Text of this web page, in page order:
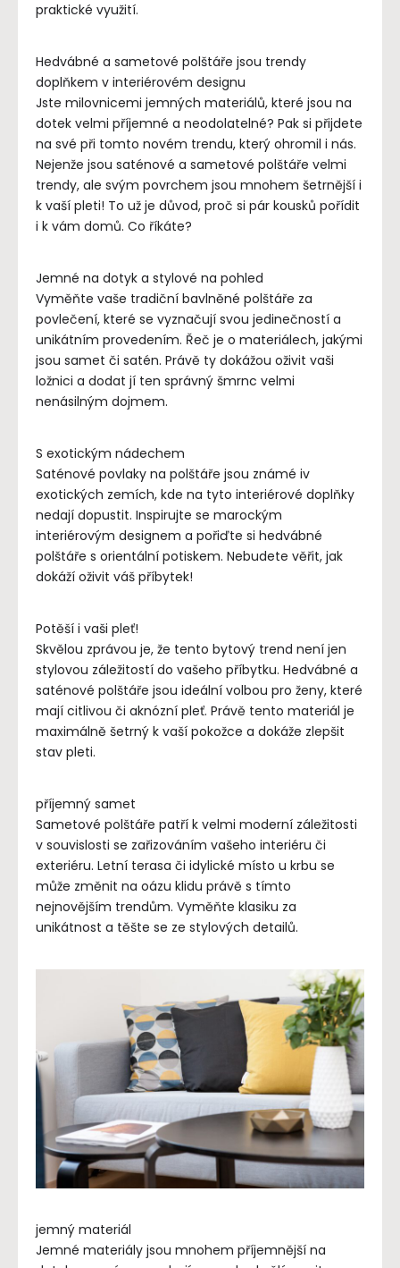
praktické využití.
Hedvábné a sametové polštáře jsou trendy
doplňkem v interiérovém designu
Jste milovnicemi jemných materiálů, které jsou na
dotek velmi příjemné a neodolatelné? Pak si přijdete
na své při tomto novém trendu, který ohromil i nás.
Nejenže jsou saténové a sametové polštáře velmi
trendy, ale svým povrchem jsou mnohem šetrnější i
k vaší pleti! To už je důvod, proč si pár kousků pořídit
i k vám domů. Co říkáte?
Jemné na dotyk a stylové na pohled
Vyměňte vaše tradiční bavlněné polštáře za
povlečení, které se vyznačují svou jedinečností a
unikátním provedením. Řeč je o materiálech, jakými
jsou samet či satén. Právě ty dokážou oživit vaši
ložnici a dodat jí ten správný šmrnc velmi
nenásilným dojmem.
S exotickým nádechem
Saténové povlaky na polštáře jsou známé iv
exotických zemích, kde na tyto interiérové ​​doplňky
nedají dopustit. Inspirujte se marockým
interiérovým designem a pořiďte si hedvábné
polštáře s orientální potiskem. Nebudete věřit, jak
dokáží oživit váš příbytek!
Potěší i vaši pleť!
Skvělou zprávou je, že tento bytový trend není jen
stylovou záležitostí do vašeho příbytku. Hedvábné a
saténové polštáře jsou ideální volbou pro ženy, které
mají citlivou či aknózní pleť. Právě tento materiál je
maximálně šetrný k vaší pokožce a dokáže zlepšit
stav pleti.
příjemný samet
Sametové polštáře patří k velmi moderní záležitosti
v souvislosti se zařizováním vašeho interiéru či
exteriéru. Letní terasa či idylické místo u krbu se
může změnit na oázu klidu právě s tímto
nejnovějším trendům. Vyměňte klasiku za
unikátnost a těšte se ze stylových detailů.
jemný materiál
Jemné materiály jsou mnohem příjemnější na